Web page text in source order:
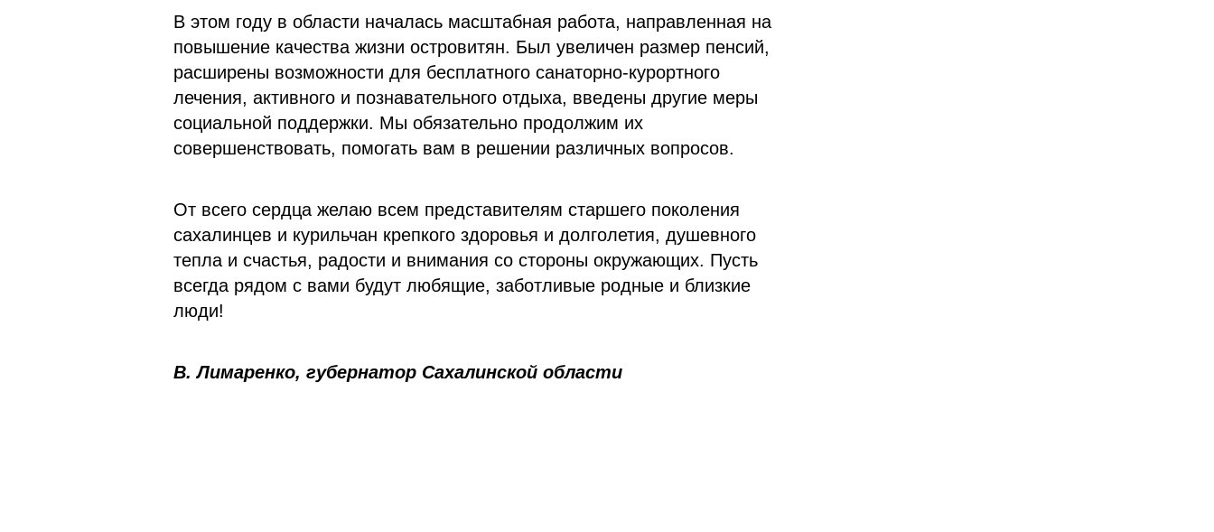
В этом году в области началась масштабная работа, направленная на
повышение качества жизни островитян. Был увеличен размер пенсий,
расширены возможности для бесплатного санаторно-курортного
лечения, активного и познавательного отдыха, введены другие меры
социальной поддержки. Мы обязательно продолжим их
совершенствовать, помогать вам в решении различных вопросов.
От всего сердца желаю всем представителям старшего поколения
сахалинцев и курильчан крепкого здоровья и долголетия, душевного
тепла и счастья, радости и внимания со стороны окружающих. Пусть
всегда рядом с вами будут любящие, заботливые родные и близкие
люди!
В. Лимаренко, губернатор Сахалинской области